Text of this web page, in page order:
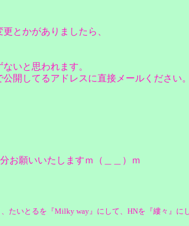
とかがありましたら、
いと思われます。
開してるアドレスに直接メールください。
お願いいたしますｍ（＿＿）ｍ
たいとるを『Milky way』にして、HNを『縷々』